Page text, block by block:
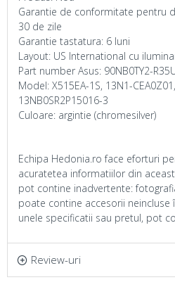
Garantie de conformitate pentru
30 de zile
Garantie tastatura: 6 luni
Layout: US International cu
Part number Asus: 90NB0TY2-
Model: X515EA-1S, 13N1-
13NB0SR2P15016-3
Culoare: argintie (chromesilver)
Echipa Hedonia.ro face eforturi
acuratetea informatiilor din
pot contine inadvertente:
poate contine accesorii neincluse
unele specificatii sau pretul, pot
Review-uri